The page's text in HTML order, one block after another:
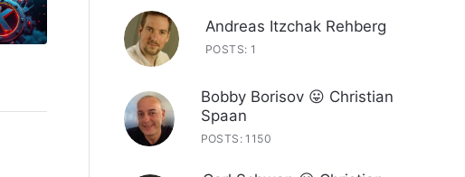
Andreas Itzchak Rehberg
POSTS: 1
Bobby Borisov 😛 Christian
Spaan
POSTS: 1150